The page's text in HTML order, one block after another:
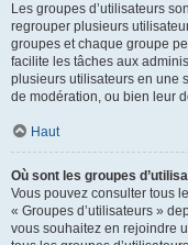
Les groupes d’utilisateurs
regrouper plusieurs
groupes et chaque groupe
facilite les tâches aux
plusieurs utilisateurs en une
de modération, ou bien leur
Haut
Où sont les groupes
Vous pouvez consulter tous
« Groupes d’utilisateurs »
vous souhaitez en rejoindre